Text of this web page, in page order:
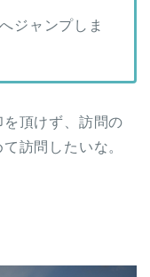
ジャンプしま
頂けず、訪問の
訪問したいな。